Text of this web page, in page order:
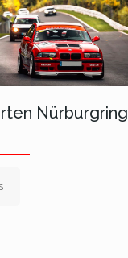
Nürburgring